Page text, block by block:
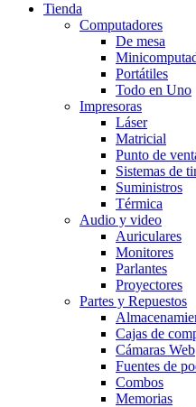
Tienda
Computadores
De mesa
Portátiles
Todo en Uno
Impresoras
Láser
Matricial
Punto de
Sistemas de
Suministros
Térmica
Audio y video
Auriculares
Monitores
Parlantes
Proyectores
Partes y Repuestos
Cajas de
Cámaras Web
Fuentes de
Combos
Memorias